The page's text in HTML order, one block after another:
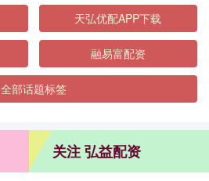
天弘优配APP下载
融易富配资
全部话题标签
关注 弘益配资